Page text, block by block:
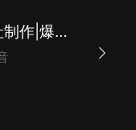
道醫天下丨紫襟劇社制作|爆笑都市修真|精品有聲劇